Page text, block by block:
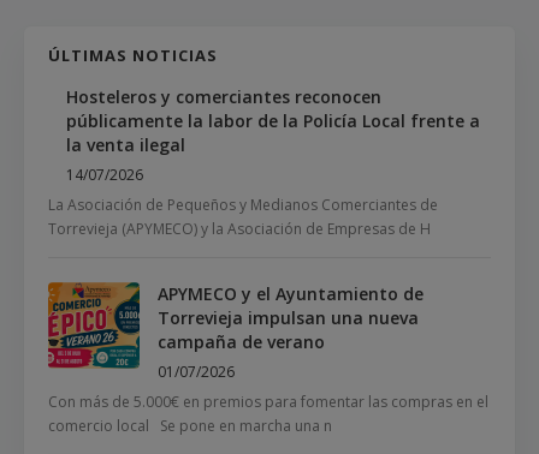
ÚLTIMAS NOTICIAS
Hosteleros y comerciantes reconocen
públicamente la labor de la Policía Local frente a
la venta ilegal
14/07/2026
La Asociación de Pequeños y Medianos Comerciantes de
Torrevieja (APYMECO) y la Asociación de Empresas de H
APYMECO y el Ayuntamiento de
Torrevieja impulsan una nueva
campaña de verano
01/07/2026
Con más de 5.000€ en premios para fomentar las compras en el
comercio local Se pone en marcha una n